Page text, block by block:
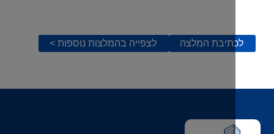
המלצה לצפייה בהמלצות נוספות >